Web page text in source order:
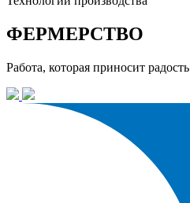
ФЕРМЕРСТВО
Работа, которая приносит радость